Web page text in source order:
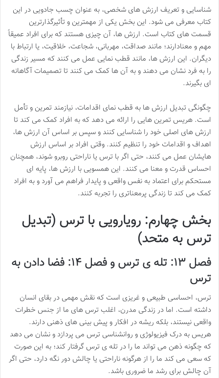
شناسایی و تعریف ارزش های شخصی، به عنوان چسب جادویی در این
کتاب معرفی می شود. این بخش یکی از مهمترین و تأثیرگذارترین
قسمت های کتاب است. ارزش ها، آن چیزی هستند که برای افراد عمیقاً
مهم و معنادارند؛ مانند صداقت، مهربانی، شجاعت، خلاقیت، یا ارتباط با
دیگران. این ارزش ها، مانند قطب نمایی عمل می کنند که مسیر زندگی
را به فرد نشان می دهند و به آن ها کمک می کنند تا تصمیمات آگاهانه
ای بگیرند.
چگونگی تبدیل ارزش ها به قطب نمای اقدامات، نیازمند تمرین و تأمل
است. هریس تمرین هایی را ارائه می دهد که به افراد کمک می کند تا
ارزش های اصلی خود را شناسایی کنند و سپس بر اساس آن ارزش ها،
اهداف و اقدامات خود را تنظیم کنند. وقتی افراد بر اساس ارزش
هایشان عمل می کنند، حتی اگر با ترس یا ناراحتی روبرو شوند، همچنان
احساس قدرت و معنا می کنند. این همسویی با ارزش ها، پایه ای
مستحکم برای اعتماد به نفس واقعی و پایدار فراهم می آورد و به افراد
کمک می کند تا زندگی پرمعناتری را تجربه کنند.
بخش چهارم: رویارویی با ترس (تبدیل
ترس به متحد)
فصل ۱۳: تله ی ترس و فصل ۱۴: فضا دادن به
ترس
ترس، احساسی طبیعی و غریزی است که نقش مهمی در بقای انسان
داشته است. اما در زندگی مدرن، اغلب ترس های ما از جنس خطرات
واقعی نیستند، بلکه ریشه در افکار و پیش بینی های ذهنی دارند.
هریس به درک فیزیولوژی و روانشناسی ترس می پردازد و نشان می دهد
که چگونه ذهن می تواند ما را در تله ی ترس گرفتار کند؛ به این صورت
که سعی می کند ما را از هرگونه ناراحتی یا چالش دور نگه دارد، حتی اگر
آن چالش برای رشد ما ضروری باشد.